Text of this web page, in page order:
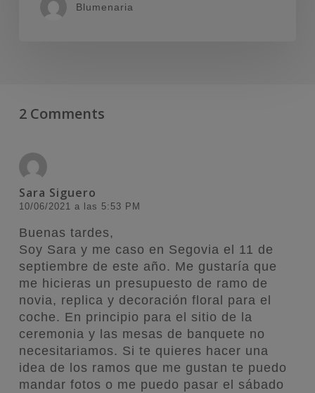
Blumenaria
2 Comments
Sara Siguero
10/06/2021 a las 5:53 PM
Buenas tardes,
Soy Sara y me caso en Segovia el 11 de
septiembre de este año. Me gustaría que
me hicieras un presupuesto de ramo de
novia, replica y decoración floral para el
coche. En principio para el sitio de la
ceremonia y las mesas de banquete no
necesitariamos. Si te quieres hacer una
idea de los ramos que me gustan te puedo
mandar fotos o me puedo pasar el sábado